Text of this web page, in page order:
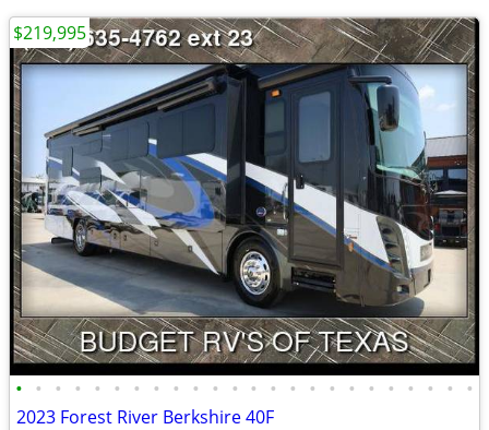
• • • • • • • • • • • • • • • • • • • • • • • •
2023 Forest River Berkshire 40F
$219,995